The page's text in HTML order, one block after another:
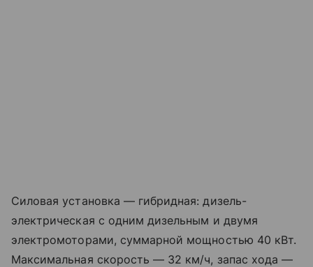
Силовая установка — гибридная: дизель-
электрическая с одним дизельным и двумя
электромоторами, суммарной мощностью 40 кВт.
Максимальная скорость — 32 км/ч, запас хода —